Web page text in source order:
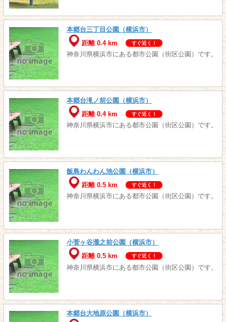
本郷台三丁目公園（横浜市）
距離 0.4 km
すぐ近く！
神奈川県横浜市にある都市公園（街区公園）です。
本郷台滝ノ前公園（横浜市）
距離 0.4 km
すぐ近く！
神奈川県横浜市にある都市公園（街区公園）です。
飯島わんわん池公園（横浜市）
距離 0.5 km
すぐ近く！
神奈川県横浜市にある都市公園（街区公園）です。
小菅ヶ谷瀧之前公園（横浜市）
距離 0.5 km
すぐ近く！
神奈川県横浜市にある都市公園（街区公園）です。
本郷台大地原公園（横浜市）